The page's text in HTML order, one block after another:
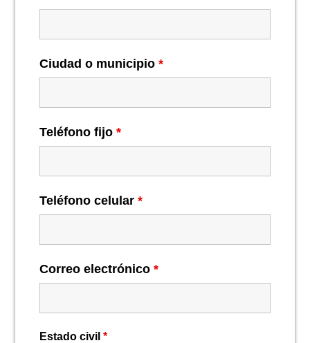
Ciudad o municipio*
Teléfono fijo*
Teléfono celular*
Correo electrónico*
Estado civil*